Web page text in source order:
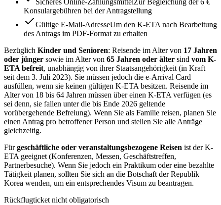
Sicheres Online-ZahlungsmittelZur Begleichung der 6 €
Konsulargebühren bei der Antragstellung
Gültige E-Mail-AdresseUm den K-ETA nach Bearbeitung
des Antrags im PDF-Format zu erhalten
Bezüglich Kinder und Senioren: Reisende im Alter von 17 Jahren
oder jünger sowie im Alter von 65 Jahren oder älter sind vom K-
ETA befreit, unabhängig von ihrer Staatsangehörigkeit (in Kraft
seit dem 3. Juli 2023). Sie müssen jedoch die e-Arrival Card
ausfüllen, wenn sie keinen gültigen K-ETA besitzen. Reisende im
Alter von 18 bis 64 Jahren müssen über einen K-ETA verfügen (es
sei denn, sie fallen unter die bis Ende 2026 geltende
vorübergehende Befreiung). Wenn Sie als Familie reisen, planen Sie
einen Antrag pro betroffener Person und stellen Sie alle Anträge
gleichzeitig.
Fürgeschäftliche oder veranstaltungsbezogene Reisen ist der K-
ETA geeignet (Konferenzen, Messen, Geschäftstreffen,
Partnerbesuche). Wenn Sie jedoch ein Praktikum oder eine bezahlte
Tätigkeit planen, sollten Sie sich an die Botschaft der Republik
Korea wenden, um ein entsprechendes Visum zu beantragen.
Rückflugticket nicht obligatorisch